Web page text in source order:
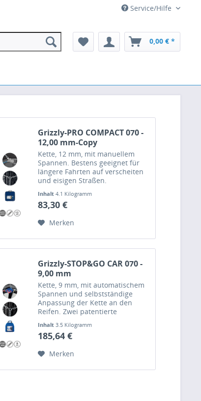
Service/Hilfe
0,00 € *
Grizzly-PRO COMPACT 070 -
12,00 mm-Copy
Kette, 12 mm, mit manuellem
Spannen. Bestens geeignet für
längere Fahrten auf verscheiten
und eisigen Straßen.
Inhalt4.1 Kilogramm
83,30 €
Merken
Grizzly-STOP&GO CAR 070 -
9,00 mm
Kette, 9 mm, mit automatischem
Spannen und selbstständige
Anpassung der Kette an den
Reifen. Zwei patentierte
Selbstspannfunktion
gewährleisten ein automatisches
während der Fahrt.
Inhalt3.5 Kilogramm
185,64 €
Merken